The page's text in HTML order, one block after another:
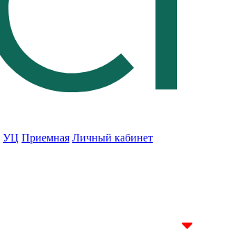
УЦ Приемная Личный кабинет
14D 14.23%